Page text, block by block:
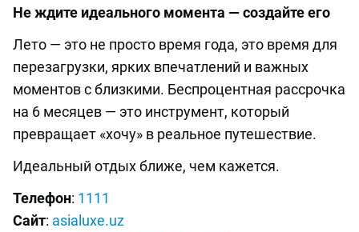
Не ждите идеального момента — создайте его
Лето — это не просто время года, это время для
перезагрузки, ярких впечатлений и важных
моментов с близкими. Беспроцентная рассрочка
на 6 месяцев — это инструмент, который
превращает «хочу» в реальное путешествие.
Идеальный отдых ближе, чем кажется.
Телефон: 1111
Сайт: asialuxe.uz